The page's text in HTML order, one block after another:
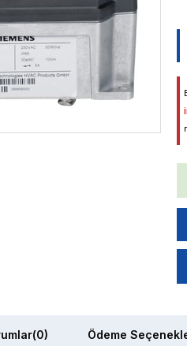
(0) Ödeme